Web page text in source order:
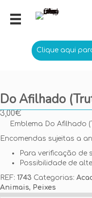
Clique aqui
Do Afilhado
3,00€
Emblema Do Afilhado
Encomendas sujeitas a
Para verificação de
Possibilidade de
REF: 1743 Categorias:
Animais, Peixes